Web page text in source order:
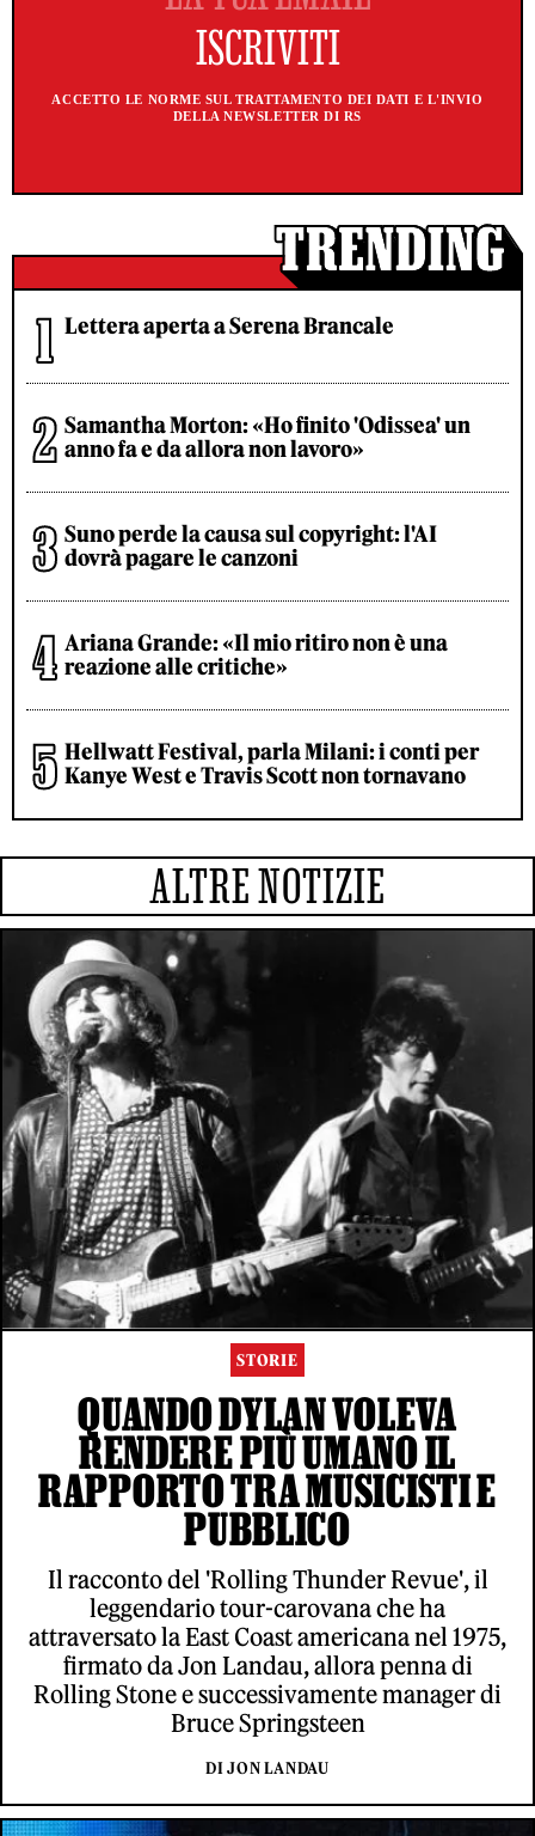
ACCETTO LE NORME SUL TRATTAMENTO DEI DATI E L'INVIO
DELLA NEWSLETTER DI RS
Lettera aperta a Serena Brancale
Samantha Morton: «Ho finito 'Odissea' un
anno fa e da allora non lavoro»
Suno perde la causa sul copyright: l'AI
dovrà pagare le canzoni
Ariana Grande: «Il mio ritiro non è una
reazione alle critiche»
Hellwatt Festival, parla Milani: i conti per
Kanye West e Travis Scott non tornavano
ALTRE NOTIZIE
STORIE
QUANDO DYLAN VOLEVA
RENDERE PIÙ UMANO IL
RAPPORTO TRA MUSICISTI E
PUBBLICO
Il racconto del 'Rolling Thunder Revue', il
leggendario tour-carovana che ha
attraversato la East Coast americana nel 1975,
firmato da Jon Landau, allora penna di
Rolling Stone e successivamente manager di
Bruce Springsteen
DI JON LANDAU